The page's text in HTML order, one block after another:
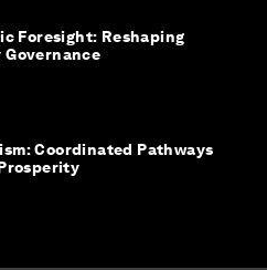
Foresight: Reshaping
Coordinated Pathways